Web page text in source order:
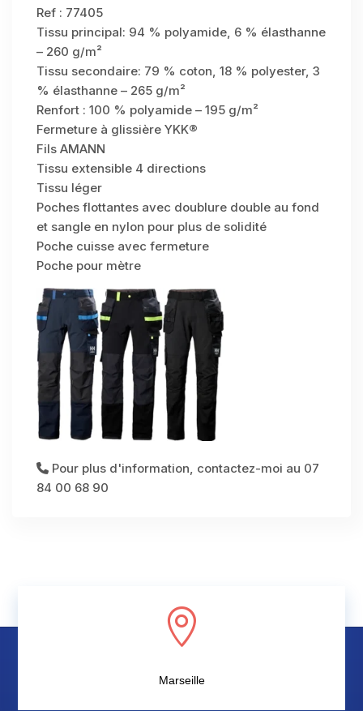
Ref : 77405
Tissu principal: 94 % polyamide, 6 % élasthanne
– 260 g/m²
Tissu secondaire: 79 % coton, 18 % polyester, 3
% élasthanne – 265 g/m²
Renfort : 100 % polyamide – 195 g/m²
Fermeture à glissière YKK®
Fils AMANN
Tissu extensible 4 directions
Tissu léger
Poches flottantes avec doublure double au fond
et sangle en nylon pour plus de solidité
Poche cuisse avec fermeture
Poche pour mètre
Pour plus d'information, contactez-moi au 07
84 00 68 90

Marseille